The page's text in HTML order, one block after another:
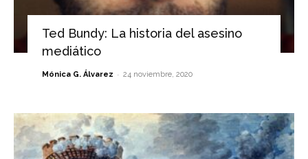
Ted Bundy: La historia del asesino
mediático
Mónica G. Álvarez - 24 noviembre, 2020